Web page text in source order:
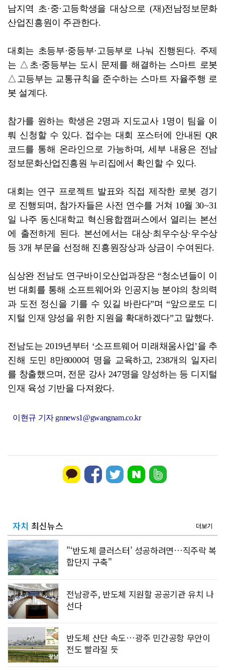
남지역 초·중·고등학생을 대상으로 (재)전남정보문화
산업진흥원이 주관한다.
대회는 초등부·중등부·고등부로 나눠 진행된다. 주제
는 △초·중등부는 도시 문제를 해결하는 스마트 로봇
△고등부는 교통규칙을 준수하는 스마트 자율주행 로
봇 설계다.
참가를 원하는 학생은 2명과 지도교사 1명이 팀을 이
뤄 신청할 수 있다. 접수는 대회 포스터에 안내된 QR
코드를 통해 온라인으로 가능하며, 세부 내용은 전남
정보문화산업진흥원 누리집에서 확인할 수 있다.
대회는 연구 프로젝트 발표와 직접 제작한 로봇 경기
로 진행되며, 참가자들은 사전 연수를 거쳐 10월 30~31
일 나주 동신대학교 혁신융합캠퍼스에서 열리는 본선
에 출전하게 된다. 본선에서는 대상·최우수상·우수상
등 3개 부문을 선정해 진흥원장상과 상금이 수여된다.
심상완 전남도 연구바이오산업과장은 “청소년들이 이
번 대회를 통해 소프트웨어와 인공지능 분야의 창의력
과 도전 정신을 기를 수 있길 바란다”며 “앞으로도 디
지털 인재 양성을 위한 지원을 확대하겠다”고 말했다.
전남도는 2019년부터 ‘소프트웨어 미래채움사업’을 추
진해 도민 8만8000여 명을 교육하고, 238개의 일자리
를 창출했으며, 전문 강사 247명을 양성하는 등 디지털
인재 육성 기반을 다져왔다.
이현규 기자 gnnews1@gwangnam.co.kr
자치 최신뉴스 더보기
"‘반도체 클러스터’ 성공하려면…직주락 복
합단지 구축"
전남광주, 반도체 지원할 공공기관 유치 나
선다
반도체 산단 속도…광주 민간공항 무안이
전도 빨라질 듯